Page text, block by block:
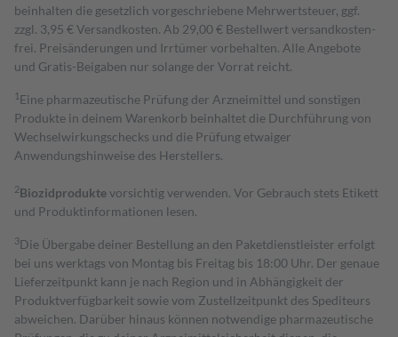
beinhalten die gesetzlich vorgeschriebene Mehrwertsteuer, ggf.
zzgl. 3,95 € Versandkosten. Ab 29,00 € Bestell­wert versand­kosten­
frei. Preisänderungen und Irrtümer vorbehalten. Alle Angebote
und Gratis-Beigaben nur solange der Vorrat reicht.
1 Eine pharmazeutische Prüfung der Arzneimittel und sonstigen
Produkte in deinem Warenkorb beinhaltet die Durchführung von
Wechselwirkungschecks und die Prüfung etwaiger
Anwendungshinweise des Herstellers.
2Biozidproduktevorsichtig verwenden. Vor Gebrauch stets Etikett
und Produktinformationen lesen.
3Die Übergabe deiner Bestellung an den Paketdienstleister erfolgt
bei uns werktags von Montag bis Freitag bis 18:00 Uhr. Der genaue
Lieferzeitpunkt kann je nach Region und in Abhängigkeit der
Produktverfügbarkeit sowie vom Zustellzeitpunkt des Spediteurs
abweichen. Darüber hinaus können notwendige pharmazeutische